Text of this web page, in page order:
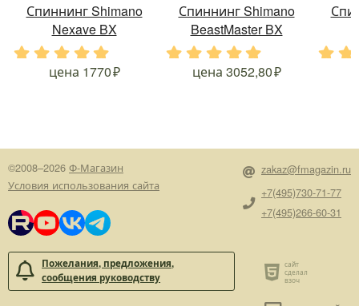
Спиннинг Shimano
Nexave BX
. . .
цена 1770
Спиннинг Shimano
BeastMaster BX
. . . .
цена 3052,80
©2008–2026 Ф-Магазин
Условия использования сайта
Пожелания, предложения,
сообщения руководству
zakaz@fmagazin.ru
+7(495)730-71-77
+7(495)266-60-31